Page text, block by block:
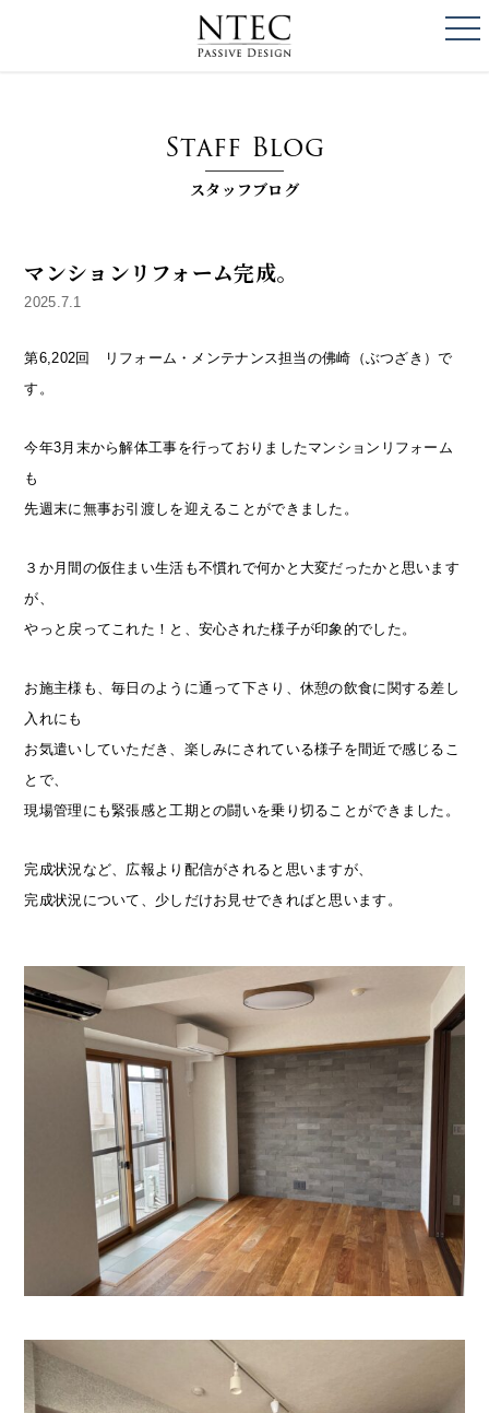
Staff Blog
スタッフブログ
マンションリフォーム完成。
2025.7.1
第6,202回 リフォーム・メンテナンス担当の佛崎（ぶつざき）で
す。
今年3月末から解体工事を行っておりましたマンションリフォーム
も
先週末に無事お引渡しを迎えることができました。
３か月間の仮住まい生活も不慣れで何かと大変だったかと思います
が、
やっと戻ってこれた！と、安心された様子が印象的でした。
お施主様も、毎日のように通って下さり、休憩の飲食に関する差し
入れにも
お気遣いしていただき、楽しみにされている様子を間近で感じるこ
とで、
現場管理にも緊張感と工期との闘いを乗り切ることができました。
完成状況など、広報より配信がされると思いますが、
完成状況について、少しだけお見せできればと思います。